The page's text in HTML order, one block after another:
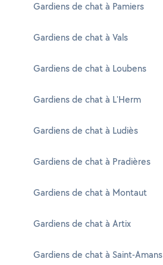
Gardiens de chat à Pamiers
Gardiens de chat à Vals
Gardiens de chat à Loubens
Gardiens de chat à L'Herm
Gardiens de chat à Ludiès
Gardiens de chat à Pradières
Gardiens de chat à Montaut
Gardiens de chat à Artix
Gardiens de chat à Saint-Amans